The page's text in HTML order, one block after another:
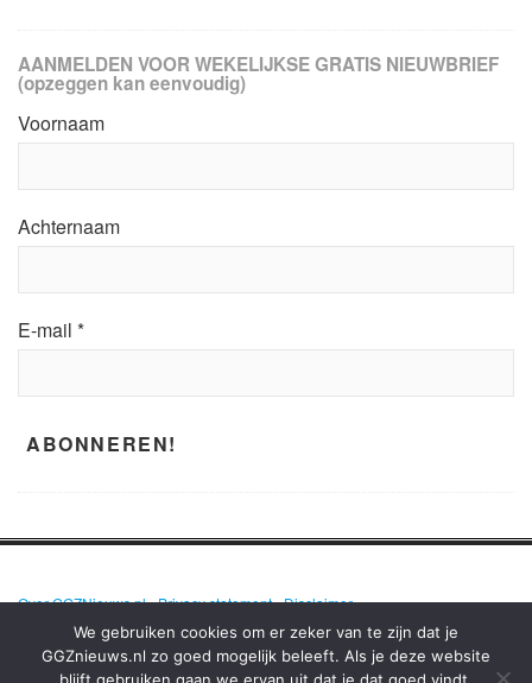
AANMELDEN VOOR WEKELIJKSE GRATIS NIEUWBRIEF
(opzeggen kan eenvoudig)
Voornaam
Achternaam
E-mail *
Over GGZNieuws.nl•Privacy statement•Disclaimer
We gebruiken cookies om er zeker van te zijn dat je
GGZnieuws.nl zo goed mogelijk beleeft. Als je deze website